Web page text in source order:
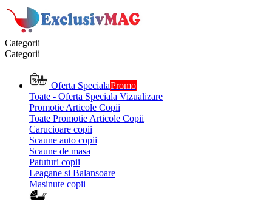
Categorii
Categorii
Oferta SpecialaPromo
Toate - Oferta Speciala Vizualizare
Promotie Articole Copii
Toate Promotie Articole Copii
Carucioare copii
Scaune auto copii
Scaune de masa
Patuturi copii
Leagane si Balansoare
Masinute copii